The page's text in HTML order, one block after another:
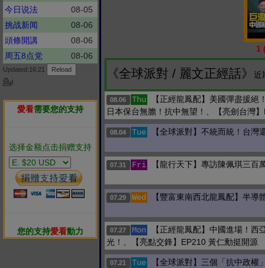
今日说法
08-05
挑战新闻
08-06
頭條開講
08-06
周五8点党
08-06
Updated:16:21
💁ℹ
愛看需要您的支持
选择金额点击捐赠支持
您的支持愛看動力
1
《全球派對 / 麗文正經話》 近
08.06 Thu
【正經龍鳳配】美國彈盡援絕
日本保台無膽！抗中無望！、【亮劍台灣
08.04 Tue 【全球派對】不統而統！台灣
07.31 Fri 【龍行天下】專訪陳佩琪三百
07.29 Wed 【豐富東南西北龍鳳配】半導
07.27 Mon
【正經龍鳳配】中國進場！西
光！、【亮點交鋒】EP210 黃仁勳挺開源
07.21 Tue
【全球派對】三個「抗中政權